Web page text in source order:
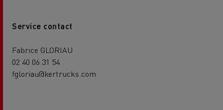
Service contact
Fabrice GLORIAU
02 40 06 31 54
fgloriau@kertrucks.com